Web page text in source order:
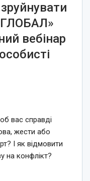
вебінар
вас справді
жести або
І як відмовити
на конфлікт?